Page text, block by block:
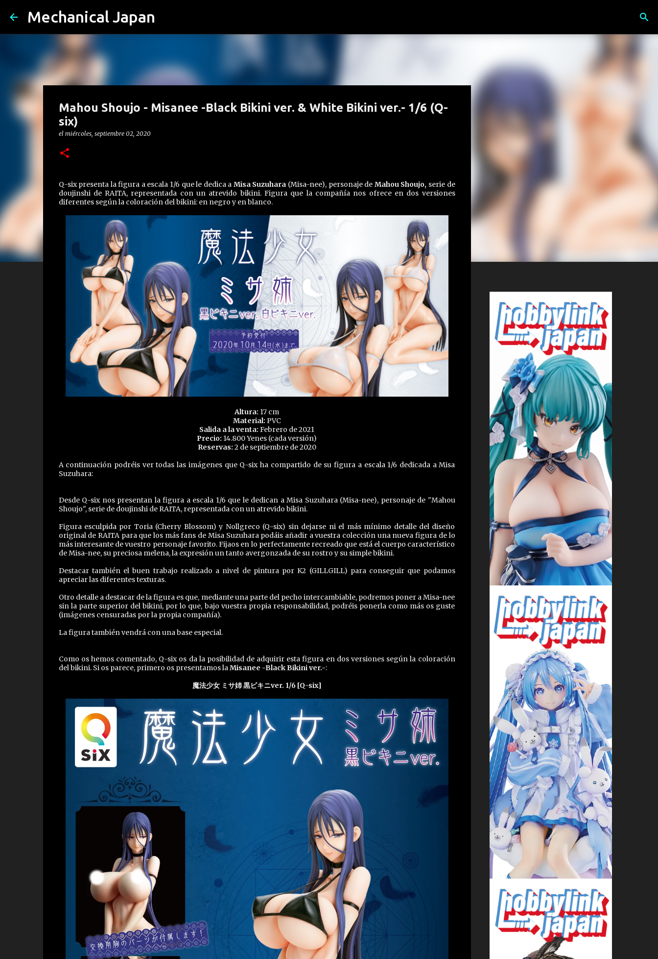
Mechanical Japan
Mahou Shoujo - Misanee -Black Bikini ver. & White Bikini ver.- 1/6 (Q-
six)
el miércoles, septiembre 02, 2020
Q-six presenta la figura a escala 1/6 que le dedica a Misa Suzuhara (Misa-nee), personaje de Mahou Shoujo, serie de
doujinshi de RAITA, representada con un atrevido bikini. Figura que la compañía nos ofrece en dos versiones
diferentes según la coloración del bikini: en negro y en blanco.
Altura: 17 cm
Material: PVC
Salida a la venta: Febrero de 2021
Precio: 14.800 Yenes (cada versión)
Reservas: 2 de septiembre de 2020
A continuación podréis ver todas las imágenes que Q-six ha compartido de su figura a escala 1/6 dedicada a Misa
Suzuhara:
Desde Q-six nos presentan la figura a escala 1/6 que le dedican a Misa Suzuhara (Misa-nee), personaje de "Mahou
Shoujo", serie de doujinshi de RAITA, representada con un atrevido bikini.
Figura esculpida por Toria (Cherry Blossom) y Nollgreco (Q-six) sin dejarse ni el más mínimo detalle del diseño
original de RAITA para que los más fans de Misa Suzuhara podáis añadir a vuestra colección una nueva figura de lo
más interesante de vuestro personaje favorito. Fijaos en lo perfectamente recreado que está el cuerpo característico
de Misa-nee, su preciosa melena, la expresión un tanto avergonzada de su rostro y su simple bikini.
Destacar también el buen trabajo realizado a nivel de pintura por K2 (GILLGILL) para conseguir que podamos
apreciar las diferentes texturas.
Otro detalle a destacar de la figura es que, mediante una parte del pecho intercambiable, podremos poner a Misa-nee
sin la parte superior del bikini, por lo que, bajo vuestra propia responsabilidad, podréis ponerla como más os guste
(imágenes censuradas por la propia compañía).
La figura también vendrá con una base especial.
Como os hemos comentado, Q-six os da la posibilidad de adquirir esta figura en dos versiones según la coloración
del bikini. Si os parece, primero os presentamos laMisanee -Black Bikini ver.-:
魔法少女 ミサ姉 黒ビキニver. 1/6 [Q-six]